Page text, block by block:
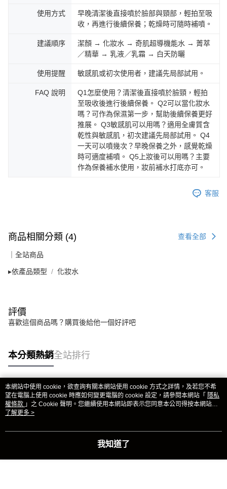
使用方式
早晚清潔後直接噴於臉部與頸部，輕拍至吸
收，再進行後續保養；乾燥時可隨時補噴。
建議順序
潔顏 → 化妝水 → 奇肌超導機能水 → 菁萃
／精華 → 乳液／乳霜 → 白天防曬
使用提醒 敏感肌或初次使用者，建議先局部試用。
FAQ 說明
Q1怎麼使用？清潔後直接噴於臉頸，輕拍
至吸收後進行後續保養。 Q2可以當化妝水
嗎？可作為保濕第一步，幫助後續保養更好
推展。 Q3敏感肌可以用嗎？適用全膚質含
乾性與敏感肌，初次建議先局部試用。 Q4
一天可以噴幾次？早晚保養之外，感覺乾燥
時可適度補噴。 Q5上妝後可以用嗎？主要
作為保養補水使用，妝前補水打底亦可。
客服
商品相關分類 (4) 查看全部
｜全站商品
▸依產品類型 化妝水
評價
喜歡這個商品嗎？購買後給他一個好評吧
本分類熱銷全站排行
熱門標籤
本網站中使用 cookie，欲查詢有關本網站使用 cookie 方式之詳情，及若您不希
望在電腦上使用 cookie 時應如何變更電腦的 cookie 設定，請參閱本網站「 隱私
權條款 」之 Cookie 聲明。您繼續使用本網站即表示您同意本公司得按本網站使
用條款之 Cookie 聲明使用 cookie。
了解更多 >
我知道了